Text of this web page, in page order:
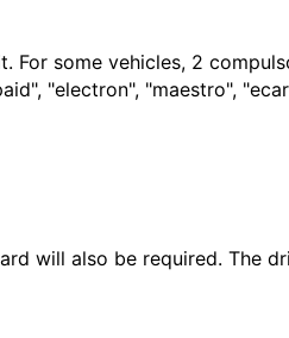
For some vehicles, 2
"electron", "maestro",
will also be required. The